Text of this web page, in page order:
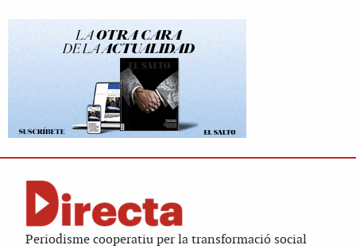
Periodisme cooperatiu per la transformació social